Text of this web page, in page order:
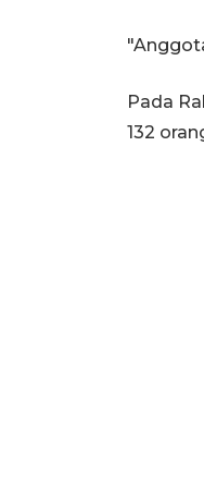
Pada
132